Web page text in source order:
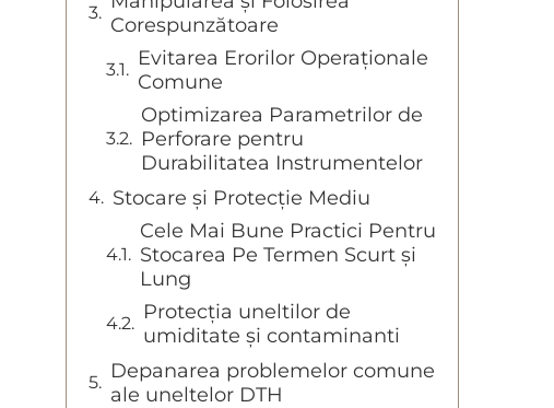
Corespunzătoare
Evitarea Erorilor Operaționale
Comune
Optimizarea Parametrilor de
Perforare pentru
Durabilitatea Instrumentelor
Stocare și Protecție Mediu
Cele Mai Bune Practici Pentru
Stocarea Pe Termen Scurt și
Lung
Protecția uneltilor de
umiditate și contaminanti
Depanarea problemelor comune
ale uneltelor DTH